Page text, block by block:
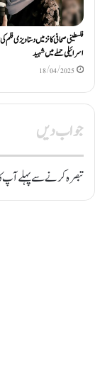
فلسطینی صحافی کانز میں دستاویزی
اسرائیلی حملے میں شہید
18/04/2025
جواب دیں
تبصرہ کرنے سے پہلے آپ